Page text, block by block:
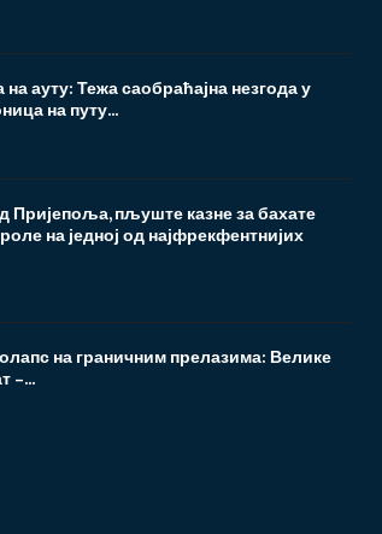
ауту: Тежа саобраћајна незгода у
на путу...
Пријепоља, пљуште казне за бахате
на једној од најфрекфентнијих
на граничним прелазима: Велике
–...